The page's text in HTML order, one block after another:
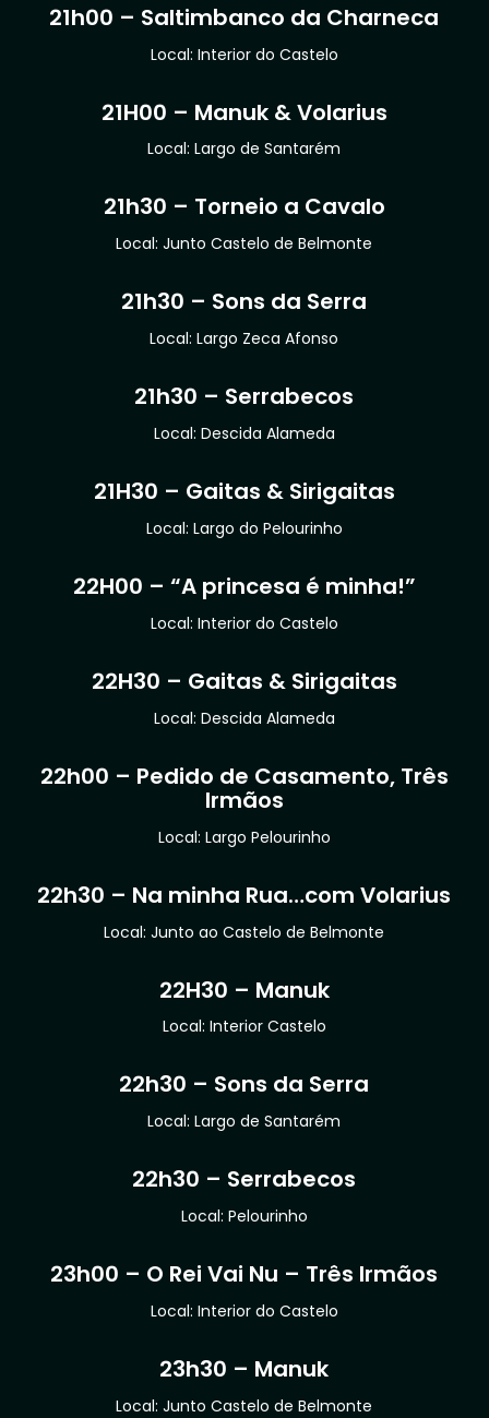
21h00 – Saltimbanco da Charneca
Local: Interior do Castelo
21H00 – Manuk & Volarius
Local: Largo de Santarém
21h30 – Torneio a Cavalo
Local: Junto Castelo de Belmonte
21h30 – Sons da Serra
Local: Largo Zeca Afonso
21h30 – Serrabecos
Local: Descida Alameda
21H30 – Gaitas & Sirigaitas
Local: Largo do Pelourinho
22H00 – “A princesa é minha!”
Local: Interior do Castelo
22H30 – Gaitas & Sirigaitas
Local: Descida Alameda
22h00 – Pedido de Casamento, Três
Irmãos
Local: Largo Pelourinho
22h30 – Na minha Rua…com Volarius
Local: Junto ao Castelo de Belmonte
22H30 – Manuk
Local: Interior Castelo
22h30 – Sons da Serra
Local: Largo de Santarém
22h30 – Serrabecos
Local: Pelourinho
23h00 – O Rei Vai Nu – Três Irmãos
Local: Interior do Castelo
23h30 – Manuk
Local: Junto Castelo de Belmonte